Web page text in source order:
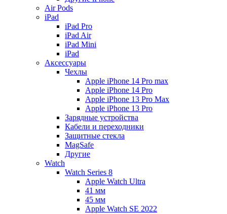
Air Pods
iPad
iPad Pro
iPad Air
iPad Mini
iPаd
Аксессуары
Чехлы
Apple iPhone 14 Pro max
Apple iPhone 14 Pro
Apple iPhone 13 Pro Max
Apple iPhone 13 Pro
Зарядные устройства
Кабели и переходники
Защитные стекла
MagSafe
Другие
Watch
Watch Series 8
Apple Watch Ultra
41 мм
45 мм
Apple Watch SE 2022